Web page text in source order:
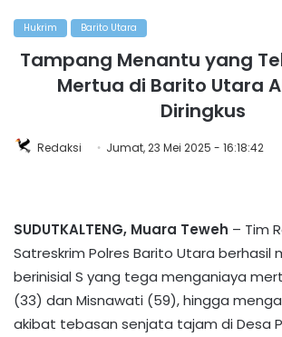
Hukrim Barito Utara
Tampang Menantu yang
Mertua di Barito Utara
Diringkus
Redaksi Jumat, 23 Mei 2025 - 16:18:42
SUDUTKALTENG, Muara Teweh – Tim
Satreskrim Polres Barito Utara berhasil
berinisial S yang tega menganiaya
(33) dan Misnawati (59), hingga
akibat tebasan senjata tajam di Desa